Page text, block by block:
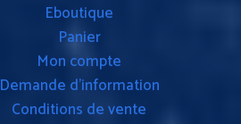
Eboutique
Panier
Mon compte
Demande d’information
Conditions de vente